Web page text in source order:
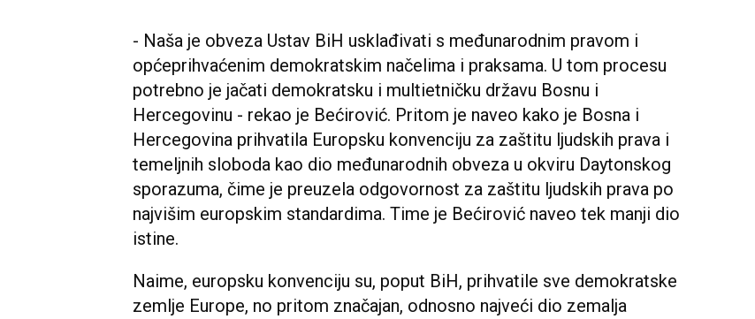
- Naša je obveza Ustav BiH usklađivati s međunarodnim pravom i
općeprihvaćenim demokratskim načelima i praksama. U tom procesu
potrebno je jačati demokratsku i multietničku državu Bosnu i
Hercegovinu - rekao je Bećirović. Pritom je naveo kako je Bosna i
Hercegovina prihvatila Europsku konvenciju za zaštitu ljudskih prava i
temeljnih sloboda kao dio međunarodnih obveza u okviru Daytonskog
sporazuma, čime je preuzela odgovornost za zaštitu ljudskih prava po
najvišim europskim standardima. Time je Bećirović naveo tek manji dio
istine.
Naime, europsku konvenciju su, poput BiH, prihvatile sve demokratske
zemlje Europe, no pritom značajan, odnosno najveći dio zemalja